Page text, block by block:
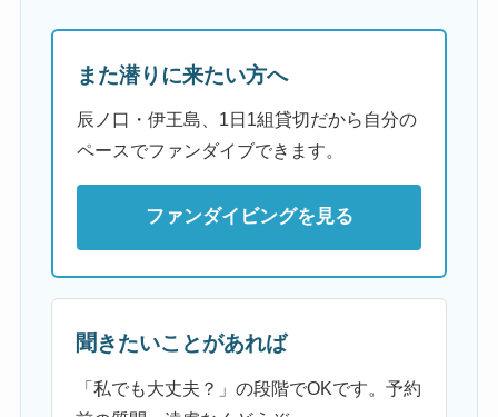
また潜りに来たい方へ
辰ノ口・伊王島、1日1組貸切だから自分の
ペースでファンダイブできます。
ファンダイビングを見る
聞きたいことがあれば
「私でも大丈夫？」の段階でOKです。予約